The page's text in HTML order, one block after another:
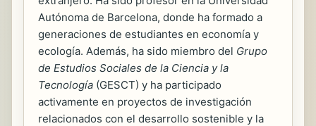
Autónoma de Barcelona, donde ha formado a
generaciones de estudiantes en economía y
ecología. Además, ha sido miembro del Grupo
de Estudios Sociales de la Ciencia y la
Tecnología (GESCT) y ha participado
activamente en proyectos de investigación
relacionados con el desarrollo sostenible y la